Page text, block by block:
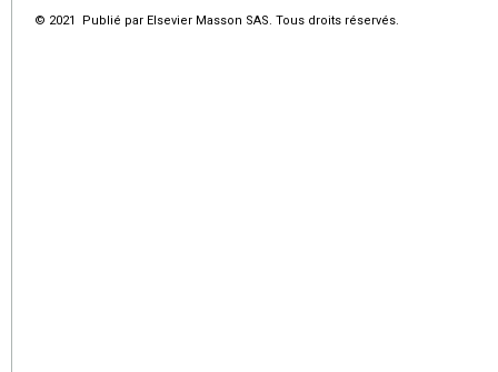
© 2021 Publié par Elsevier Masson SAS. Tous droits réservés.